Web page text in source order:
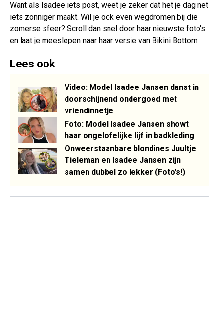
Want als Isadee iets post, weet je zeker dat het je dag net
iets zonniger maakt. Wil je ook even wegdromen bij die
zomerse sfeer? Scroll dan snel door haar nieuwste foto's
en laat je meeslepen naar haar versie van Bikini Bottom.
Lees ook
Video: Model Isadee Jansen danst in
doorschijnend ondergoed met
vriendinnetje
Foto: Model Isadee Jansen showt
haar ongelofelijke lijf in badkleding
Onweerstaanbare blondines Juultje
Tieleman en Isadee Jansen zijn
samen dubbel zo lekker (Foto's!)